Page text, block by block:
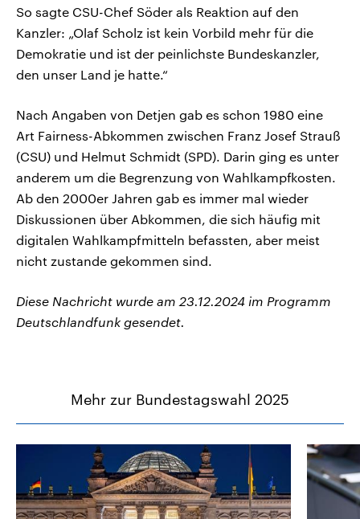
So sagte CSU-Chef Söder als Reaktion auf den
Kanzler: „Olaf Scholz ist kein Vorbild mehr für die
Demokratie und ist der peinlichste Bundeskanzler,
den unser Land je hatte.“
Nach Angaben von Detjen gab es schon 1980 eine
Art Fairness-Abkommen zwischen Franz Josef Strauß
(CSU) und Helmut Schmidt (SPD). Darin ging es unter
anderem um die Begrenzung von Wahlkampfkosten.
Ab den 2000er Jahren gab es immer mal wieder
Diskussionen über Abkommen, die sich häufig mit
digitalen Wahlkampfmitteln befassten, aber meist
nicht zustande gekommen sind.
Diese Nachricht wurde am 23.12.2024 im Programm
Deutschlandfunk gesendet.
Mehr zur Bundestagswahl 2025